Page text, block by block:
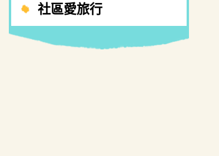
社區愛旅行